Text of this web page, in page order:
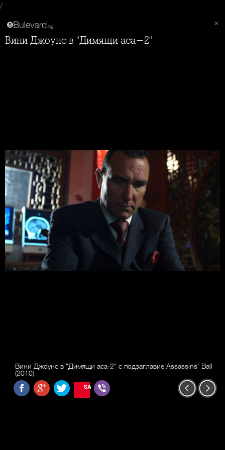
/
Вини Джоунс в "Димящи аса-2"
Вини Джоунс в "Димящи аса-2" с подзаглавие Assassins' Ball
(2010)
SAVE